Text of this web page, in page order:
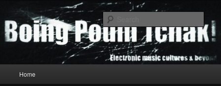
primary
content
secondary
contentBoing Poum Tchak!
Home